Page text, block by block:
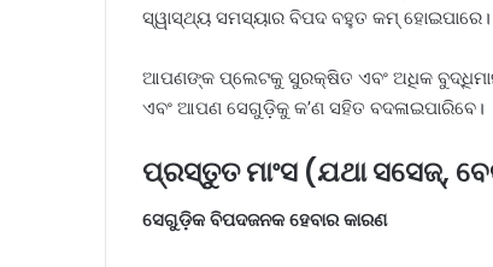
ସ୍ୱାସ୍ଥ୍ୟ ସମସ୍ୟାର ବିପଦ ବହୁତ କମ୍ ହୋଇପାରେ।
ଆପଣଙ୍କ ପ୍ଲେଟକୁ ସୁରକ୍ଷିତ ଏବଂ ଅଧିକ ବୁଦ୍ଧିମାନ
ଏବଂ ଆପଣ ସେଗୁଡ଼ିକୁ କ’ଣ ସହିତ ବଦଳାଇପାରିବେ।
ପ୍ରସ୍ତୁତ ମାଂସ (ଯଥା ସସେଜ୍,
ସେଗୁଡ଼ିକ ବିପଦଜନକ ହେବାର କାରଣ